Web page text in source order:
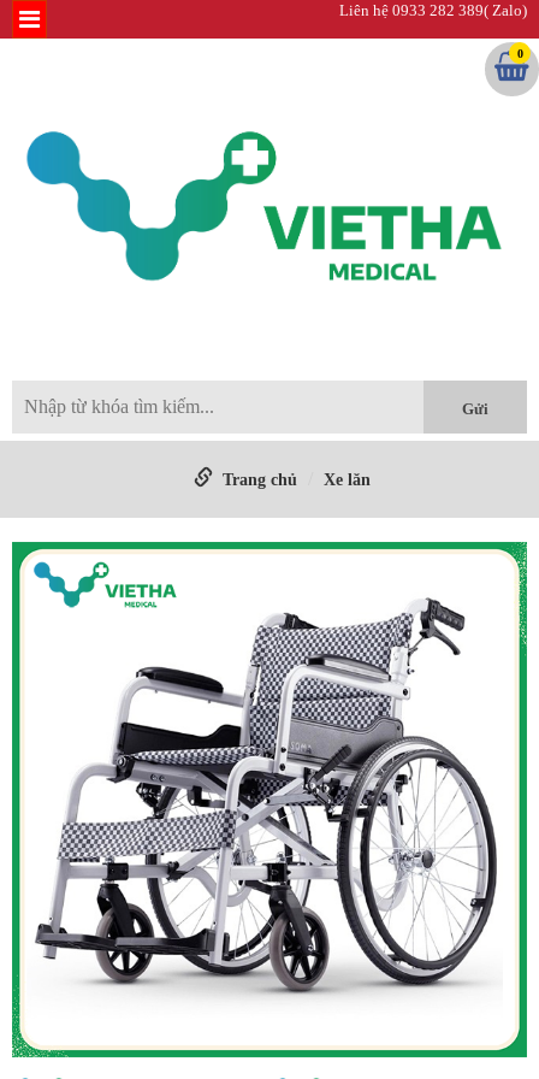
Liên hệ 0933 282 389( Zalo)
0
Trang chủ Xe lăn